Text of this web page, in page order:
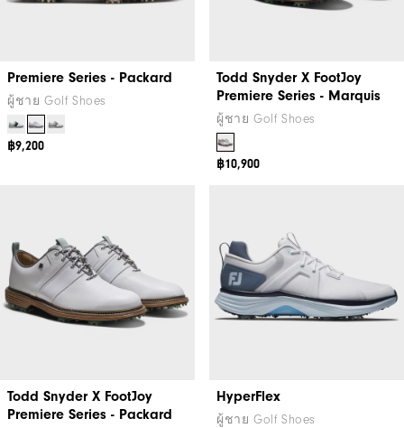
Premiere Series - Packard
ผู้ชาย Golf Shoes
฿9,200
Todd Snyder X FootJoy
Premiere Series - Marquis
ผู้ชาย Golf Shoes
฿10,900
Todd Snyder X FootJoy
Premiere Series - Packard
HyperFlex
ผู้ชาย Golf Shoes